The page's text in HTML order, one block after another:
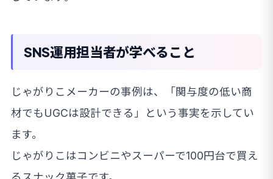
SNS運用担当者が学べること
じゃがりこメーカーの事例は、「関与度の低い商
材でもUGCは設計できる」という事実を示してい
ます。
じゃがりこはコンビニやスーパーで100円台で買え